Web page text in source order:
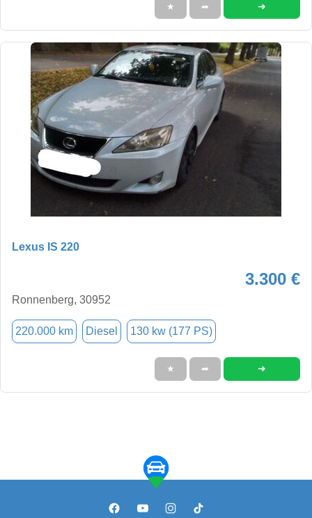
★ ➦ ➜
Lexus IS 220
3.300 €
Ronnenberg, 30952
220.000 km Diesel 130 kw (177 PS)
★ ➦ ➜